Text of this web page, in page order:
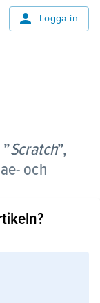
Logga in
Scratch”,
och
i slutet
The